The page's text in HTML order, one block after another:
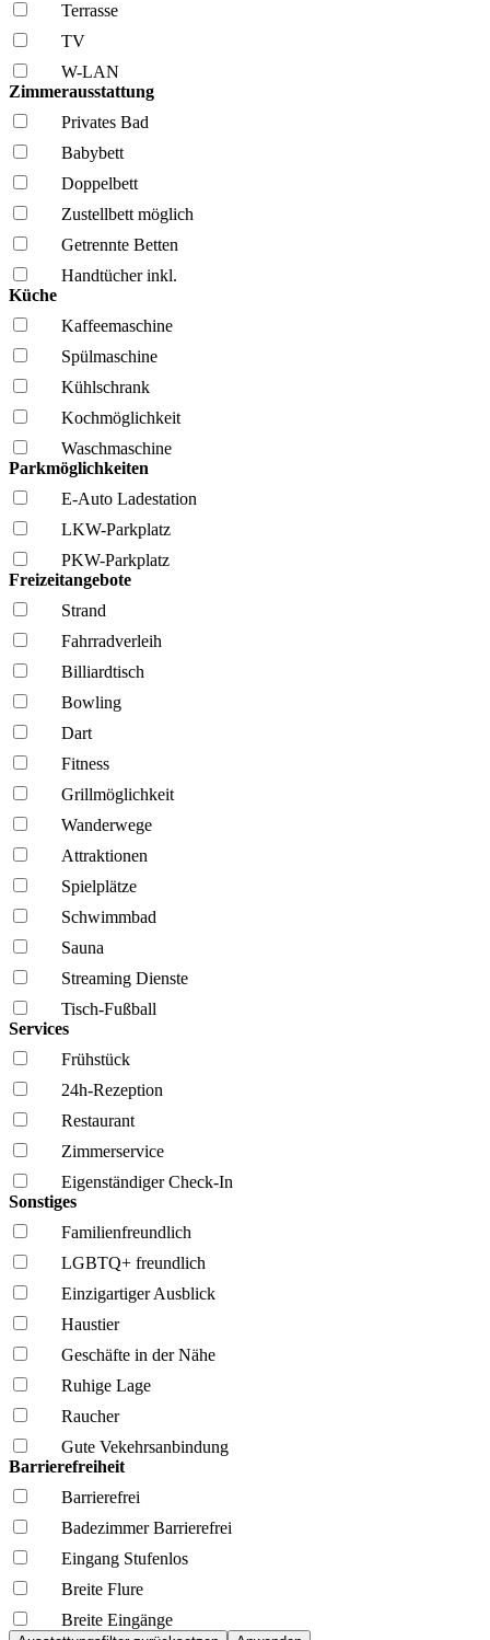
Terrasse
TV
W-LAN
Zimmerausstattung
Privates Bad
Babybett
Doppelbett
Zustellbett möglich
Getrennte Betten
Handtücher inkl.
Küche
Kaffee­maschine
Spül­maschine
Kühl­schrank
Kochmöglich­keit
Wasch­maschine
Parkmöglichkeiten
E-Auto Ladestation
LKW-Parkplatz
PKW-Parkplatz
Freizeitangebote
Strand
Fahrrad­verleih
Billiardtisch
Bowling
Dart
Fitness
Grillmöglich­keit
Wanderwege
Attraktionen
Spielplätze
Schwimmbad
Sauna
Streaming Dienste
Tisch-Fußball
Services
Frühstück
24h-Rezeption
Restaurant
Zimmerservice
Eigenständiger Check-In
Sonstiges
Familien­freundlich
LGBTQ+ freundlich
Einzigartiger Ausblick
Haustier
Geschäfte in der Nähe
Ruhige Lage
Raucher
Gute Vekehrsanbindung
Barrierefreiheit
Barrierefrei
Badezimmer Barrierefrei
Eingang Stufenlos
Breite Flure
Breite Eingänge